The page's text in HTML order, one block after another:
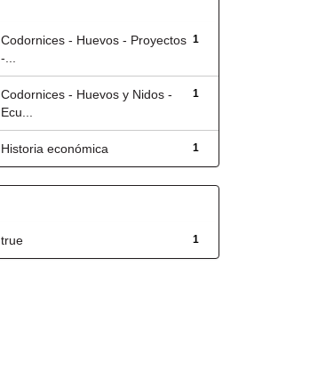
1
Codornices - Huevos - Proyectos
-...
1
Codornices - Huevos y Nidos -
Ecu...
1
Historia económica
1
true